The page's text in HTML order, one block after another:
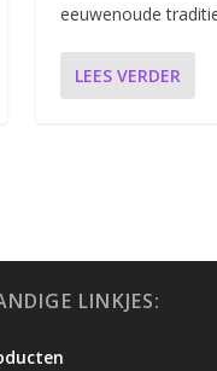
eeuwenoude
LEES VERDER
LINKJES: